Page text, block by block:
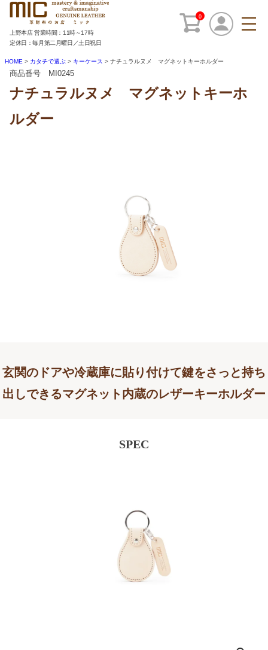
0
上野本店 営業時間：11時～17時
定休日：毎月第二月曜日／土日祝日
HOME カタチで選ぶ キーケース ナチュラルヌメ マグネットキーホルダー
商品番号 MI0245
ナチュラルヌメ マグネットキーホ
ルダー
玄関のドアや冷蔵庫に貼り付けて鍵をさっと持ち
出しできるマグネット内蔵のレザーキーホルダー
SPEC